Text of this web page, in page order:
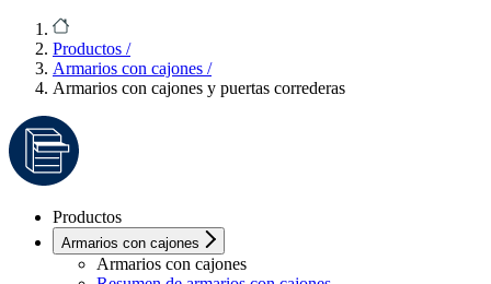
Productos /
Armarios con cajones /
Armarios con cajones y puertas correderas
Productos
Armarios con cajones
Armarios con cajones